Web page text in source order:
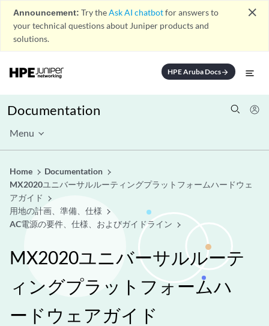
Announcement: Try theAsk AI chatbotfor answers to
your technical questions about Juniper products and
solutions.
close
HPE Aruba Docsarrow_forward
Documentation
Menu
Home
Documentation
MX2020ユニバーサルルーティングプラットフォームハードウェ
アガイド
用地の計画、準備、仕様
AC電源の要件、仕様、およびガイドライン
MX2020ユニバーサルルーテ
ィングプラットフォームハ
ードウェアガイド